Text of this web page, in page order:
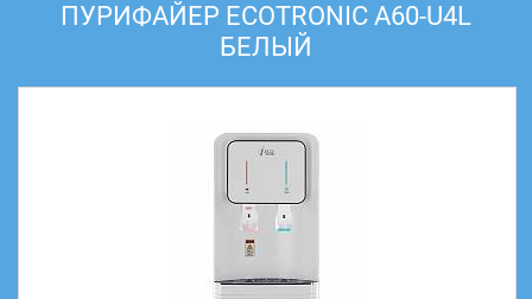
ПУРИФАЙЕР ECOTRONIC A60-U4L
БЕЛЫЙ